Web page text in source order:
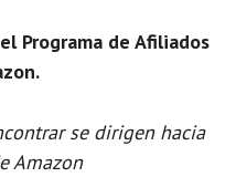
Programa de Afiliados
se dirigen hacia
Amazon